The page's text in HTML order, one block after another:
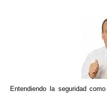
Entendiendo la seguridad